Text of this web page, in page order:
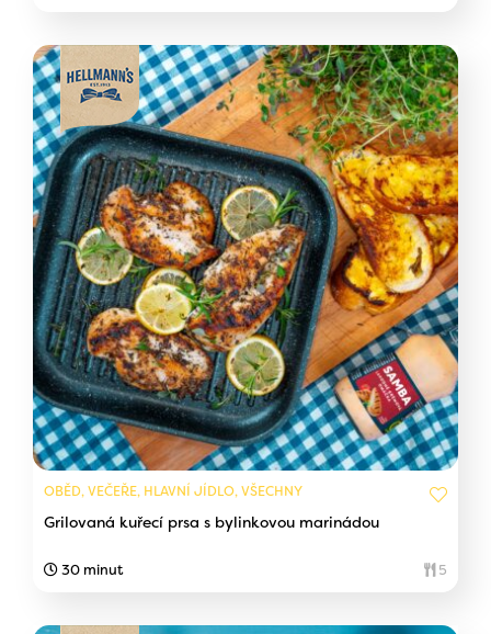
OBĚD, VEČEŘE, HLAVNÍ JÍDLO, VŠECHNY
Grilovaná kuřecí prsa s bylinkovou marinádou
30 minut 5